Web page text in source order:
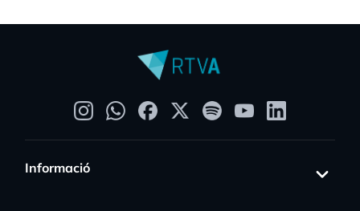
Informació